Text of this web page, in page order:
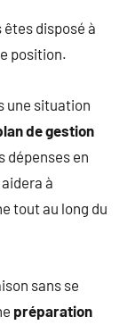
êtes disposé à
position.
une situation
de gestion
dépenses en
à
tout au long du
sans se
préparation